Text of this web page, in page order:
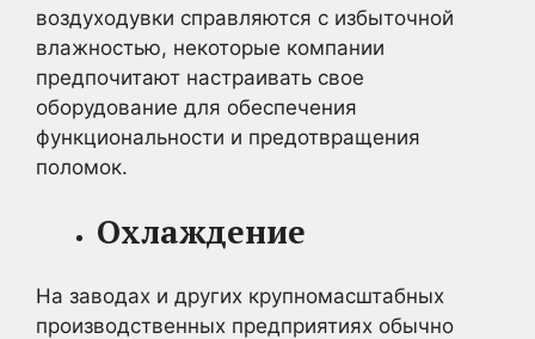
воздуходувки справляются с избыточной
влажностью, некоторые компании
предпочитают настраивать свое
оборудование для обеспечения
функциональности и предотвращения
поломок.
Охлаждение
На заводах и других крупномасштабных
производственных предприятиях обычно